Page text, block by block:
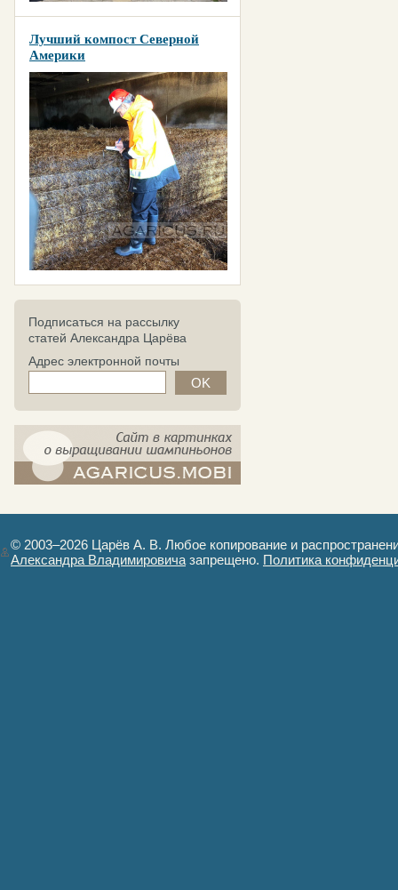
Лучший компост Северной
Америки
Подписаться на рассылку
статей Александра Царёва
Адрес электронной почты
© 2003–2026 Царёв А. В. Любое копирование и
Александра Владимировича запрещено. Политика
Авторизация